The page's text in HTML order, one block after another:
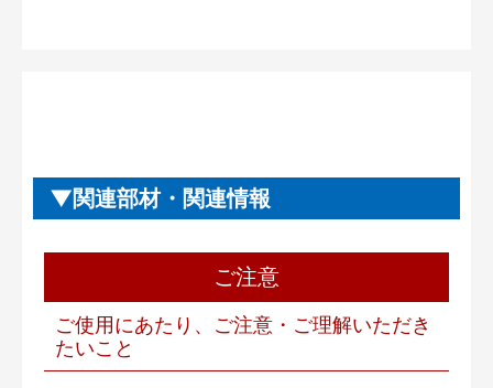
関連部材・関連情報
ご注意
ご使用にあたり、ご注意・ご理解いただき
たいこと